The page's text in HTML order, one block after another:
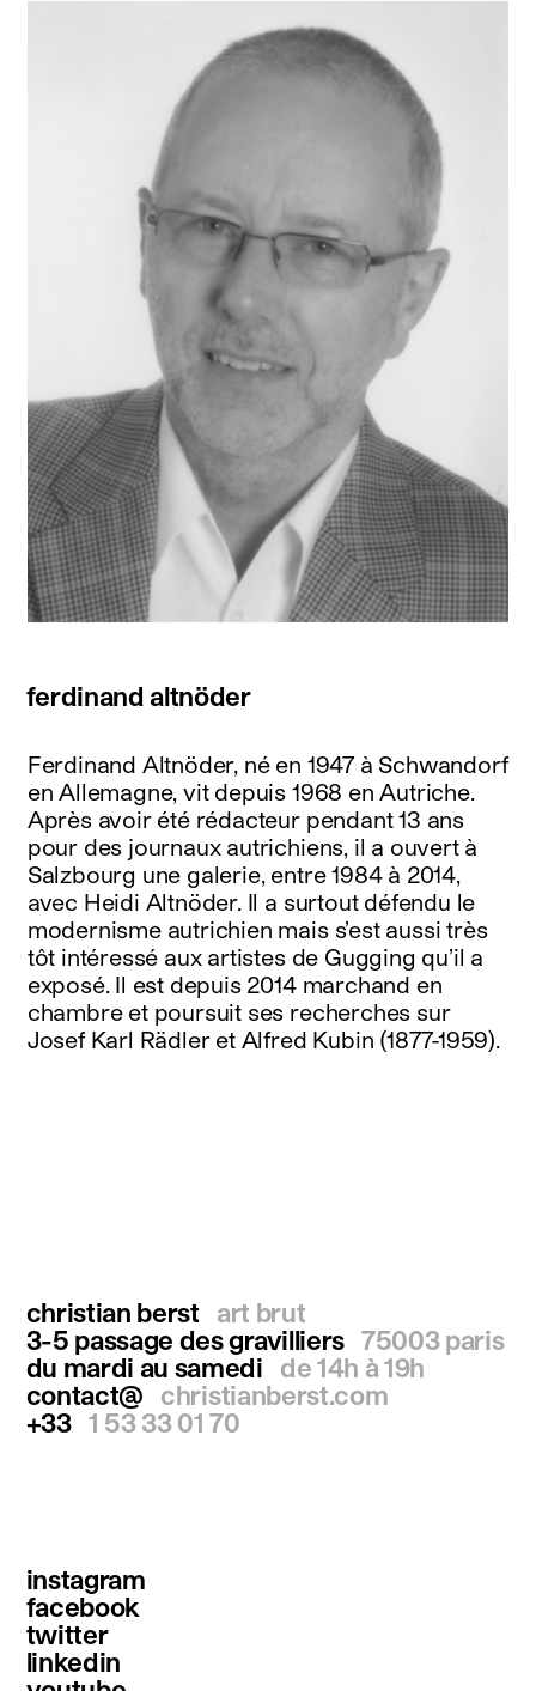
ferdinand altnöder
Ferdinand Altnöder, né en 1947 à Schwandorf
en Allemagne, vit depuis 1968 en Autriche.
Après avoir été rédacteur pendant 13 ans
pour des journaux autrichiens, il a ouvert à
Salzbourg une galerie, entre 1984 à 2014,
avec Heidi Altnöder. Il a surtout défendu le
modernisme autrichien mais s’est aussi très
tôt intéressé aux artistes de Gugging qu’il a
exposé. Il est depuis 2014 marchand en
chambre et poursuit ses recherches sur
Josef Karl Rädler et Alfred Kubin (1877-1959).
christian berst
art brut
3-5 passage des gravilliers 75003 paris
du mardi au samedi
de 14h à 19h
contact@
christianberst.com
+33 1 53 33 01 70
instagram
facebook
twitter
linkedin